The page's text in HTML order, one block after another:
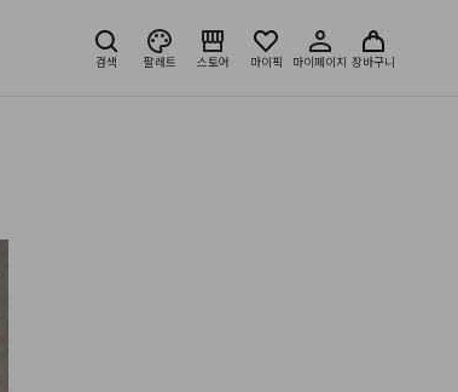
검색 팔레트 스토어 마이픽 마이페이지 장바구니